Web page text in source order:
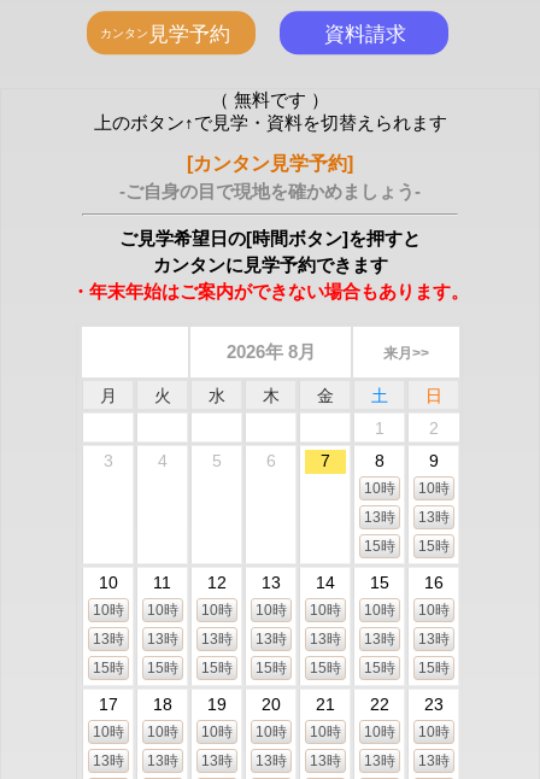
（ 無料です ）
上のボタン↑で見学・資料を切替えられます
[カンタン見学予約]
-ご自身の目で現地を確かめましょう-
ご見学希望日の[時間ボタン]を押すと
カンタンに見学予約できます
・年末年始はご案内ができない場合もあります。
2026年 8月 来月>>
月 火 水 木 金 土
日
1
2
3
4 5 6 7 8
10時
13時
15時
9
10時
13時
15時
10
10時
13時
15時
11
10時
13時
15時
12
10時
13時
15時
13
10時
13時
15時
14
10時
13時
15時
15
10時
13時
15時
16
10時
13時
15時
17
10時
13時
18
10時
13時
19
10時
13時
20
10時
13時
21
10時
13時
22
10時
13時
23
10時
13時